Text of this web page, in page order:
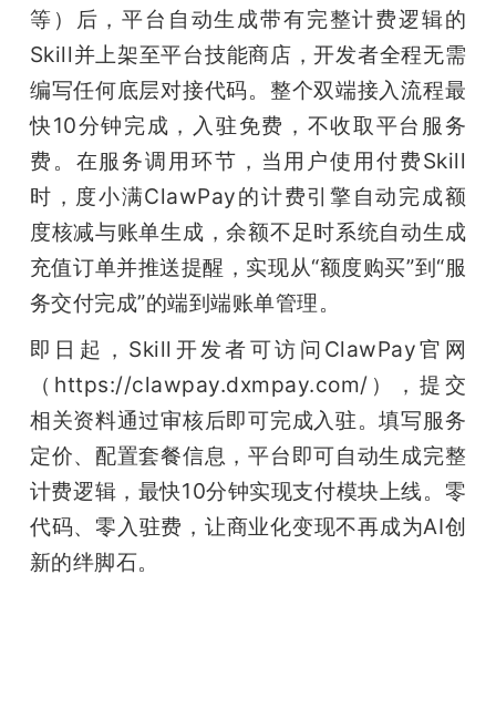
等）后，平台自动生成带有完整计费逻辑的
Skill并上架至平台技能商店，开发者全程无需
编写任何底层对接代码。整个双端接入流程最
快10分钟完成，入驻免费，不收取平台服务
费。在服务调用环节，当用户使用付费Skill
时，度小满ClawPay的计费引擎自动完成额
度核减与账单生成，余额不足时系统自动生成
充值订单并推送提醒，实现从“额度购买”到“服
务交付完成”的端到端账单管理。
即日起，Skill开发者可访问ClawPay官网
（https://clawpay.dxmpay.com/），提交
相关资料通过审核后即可完成入驻。填写服务
定价、配置套餐信息，平台即可自动生成完整
计费逻辑，最快10分钟实现支付模块上线。零
代码、零入驻费，让商业化变现不再成为AI创
新的绊脚石。